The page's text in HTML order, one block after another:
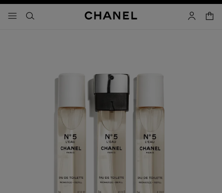
- navegación principal
buscar cuenta
carrito